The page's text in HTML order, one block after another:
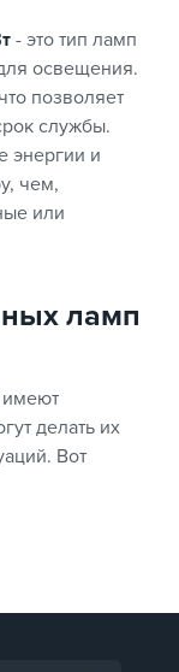
- это тип ламп
освещения.
позволяет
службы.
энергии и
чем,
или
ламп
имеют
делать их
Вот